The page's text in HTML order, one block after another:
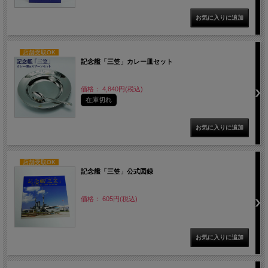
店舗受取OK
記念艦「三笠」カレー皿セット
価格： 4,840円(税込)
在庫切れ
店舗受取OK
記念艦「三笠」公式図録
価格： 605円(税込)